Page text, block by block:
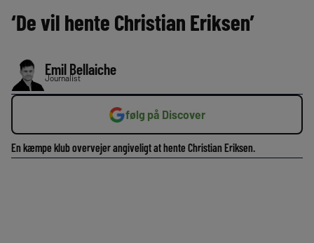
‘De vil hente Christian Eriksen’
Emil Bellaiche
Journalist
følg på Discover
En kæmpe klub overvejer angiveligt at hente Christian Eriksen.